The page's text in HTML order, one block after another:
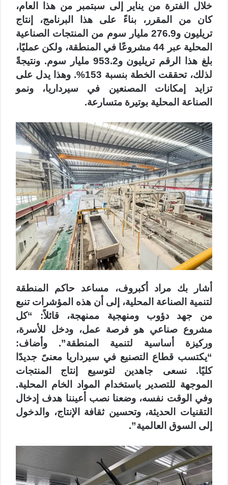
خلال الفترة من يناير إلى سبتمبر من هذا العام،
كان من المقرر، بناءً على هذا البرنامج، إنتاج
تريليون و276.9 مليار سوم من المنتجات الصناعية
المحلية عبر 44 مشروعًا في المنطقة، ولكن عمليًا،
بلغ هذا الرقم تريليون و953.2 مليار سوم. ونتيجةً
لذلك، تحققت الخطة بنسبة 153%. وهذا يدل على
تزايد إمكانات المصنعين في سيرداريا، ونمو
الصناعة المحلية بوتيرة متسارعة.
أشار بك مراد أكبروف، مساعد حاكم المنطقة
لتنمية الصناعة المحلية، إلى أن هذه المؤشرات تنبع
من جهد دؤوب ومنهجية ممنهجة، قائلاً: “كل
مشروع صناعي هو فرصة عمل، ودخل للأسرة،
وركيزة أساسية لتنمية المنطقة”. وأضاف:
“يكتسب قطاع التصنيع في سيرداريا معنىً جديدًا
كليًا. نسعى جاهدين لتوسيع إنتاج المنتجات
الموجهة للتصدير باستخدام المواد الخام المحلية.
وفي الوقت نفسه، وضعنا نصب أعيننا هدف إدخال
التقنيات الحديثة، وتحسين ثقافة الإنتاج، والدخول
إلى السوق العالمية”.